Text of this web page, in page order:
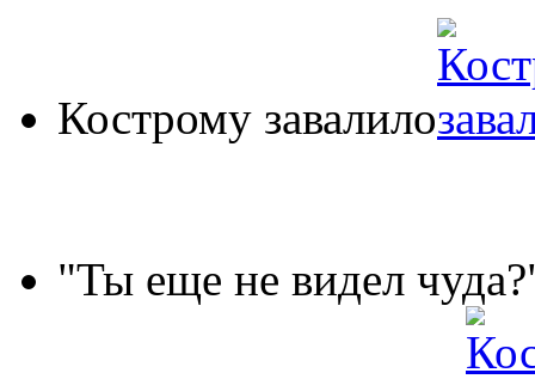
Кострому завалило
"Ты еще не видел